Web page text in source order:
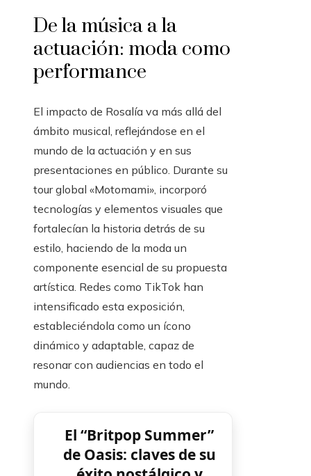
De la música a la
actuación: moda como
performance
El impacto de Rosalía va más allá del
ámbito musical, reflejándose en el
mundo de la actuación y en sus
presentaciones en público. Durante su
tour global «Motomami», incorporó
tecnologías y elementos visuales que
fortalecían la historia detrás de su
estilo, haciendo de la moda un
componente esencial de su propuesta
artística. Redes como TikTok han
intensificado esta exposición,
estableciéndola como un ícono
dinámico y adaptable, capaz de
resonar con audiencias en todo el
mundo.
El “Britpop Summer”
de Oasis: claves de su